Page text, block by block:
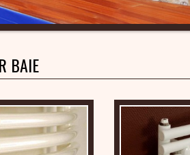
BAIE